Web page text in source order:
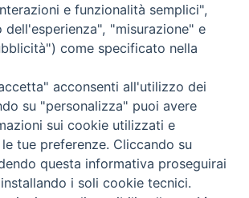
9 – tel. 0933.34186 – fax 0933.820590 e-mail:
e funzionalità semplici",
dell'esperienza", "misurazione" e
come specificato nella
acconsenti all'utilizzo dei
su "personalizza" puoi avere
sui cookie utilizzati e
tue preferenze. Cliccando su
questa informativa proseguirai
i soli cookie tecnici.